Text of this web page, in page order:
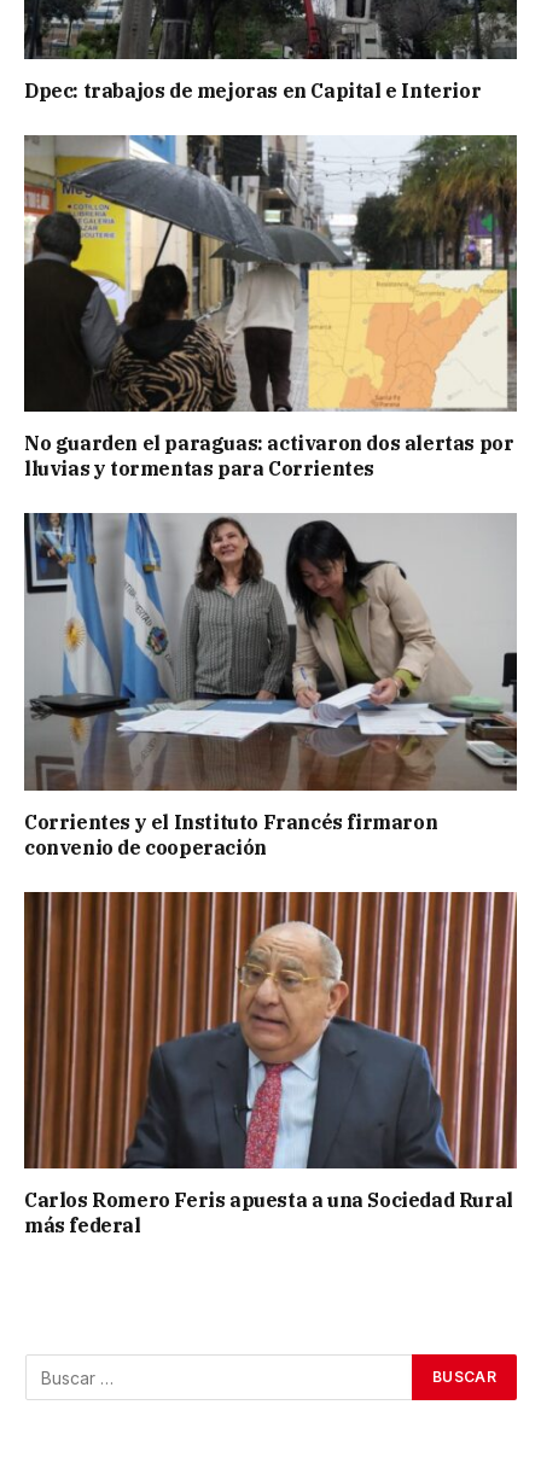
Dpec: trabajos de mejoras en Capital e Interior
No guarden el paraguas: activaron dos alertas por
lluvias y tormentas para Corrientes
Corrientes y el Instituto Francés firmaron
convenio de cooperación
Carlos Romero Feris apuesta a una Sociedad Rural
más federal